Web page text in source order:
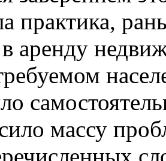
практика,
аренду
массу